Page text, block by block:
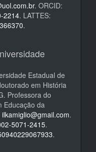
. ORCID:
2214. LATTES:
.
Estadual de
em História
Professora do
Educação da
ilkamiglio@gmail.com.
5071-2415.
.